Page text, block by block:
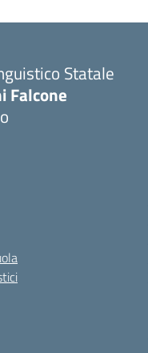
Statale
Falcone